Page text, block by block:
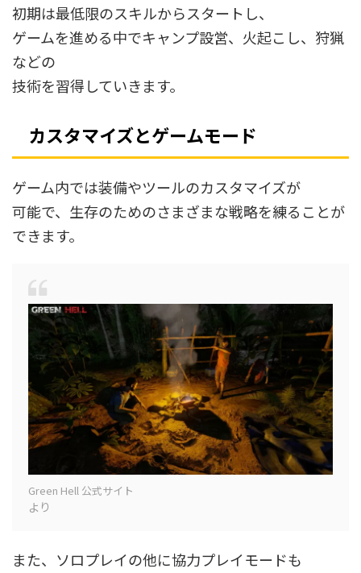
初期は最低限のスキルからスタートし、
ゲームを進める中でキャンプ設営、火起こし、狩猟
などの
技術を習得していきます。
カスタマイズとゲームモード
ゲーム内では装備やツールのカスタマイズが
可能で、生存のためのさまざまな戦略を練ることが
できます。
Green Hell 公式サイト
より
また、ソロプレイの他に協力プレイモードも